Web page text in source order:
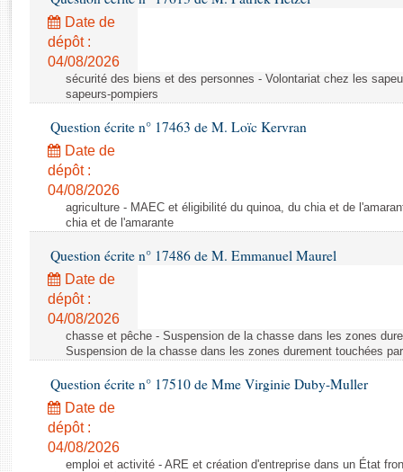
Rapports d'enquête
Rapports législatifs
Rapports sur l'application des lois
Baromètre de l’application des lois
Dossiers législatifs
Budget et sécurité sociale
Questions écrites et orales
Comptes rendus des débats
Date de
dépôt :
04/08/2026
sécurité des biens et des personnes - Volontariat chez les
sapeurs-pompiers
Question écrite n° 17463 de M. Loïc Kervran
Date de
dépôt :
04/08/2026
agriculture - MAEC et éligibilité du quinoa, du chia et de
chia et de l'amarante
Question écrite n° 17486 de M. Emmanuel Maurel
Date de
dépôt :
04/08/2026
chasse et pêche - Suspension de la chasse dans les zones
Suspension de la chasse dans les zones durement touchées
Question écrite n° 17510 de Mme Virginie Duby-Muller
Date de
dépôt :
04/08/2026
emploi et activité - ARE et création d'entreprise dans un État